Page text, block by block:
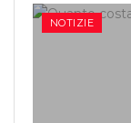
NOTIZIE